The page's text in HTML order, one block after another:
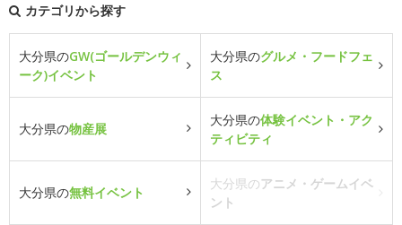
カテゴリから探す
大分県のGW(ゴールデンウィ
ーク)イベント
大分県のグルメ・フードフェ
ス
大分県の物産展
大分県の体験イベント・アク
ティビティ
大分県の無料イベント
大分県のアニメ・ゲームイベ
ント